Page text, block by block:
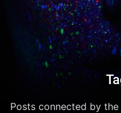
Posts connected by